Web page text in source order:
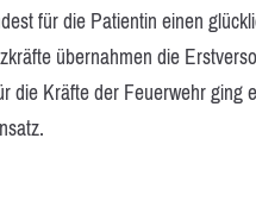
für die Patientin einen
übernahmen die
die Kräfte der Feuerwehr ging